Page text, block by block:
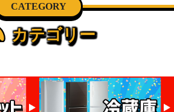
CATEGORY
カテゴリー